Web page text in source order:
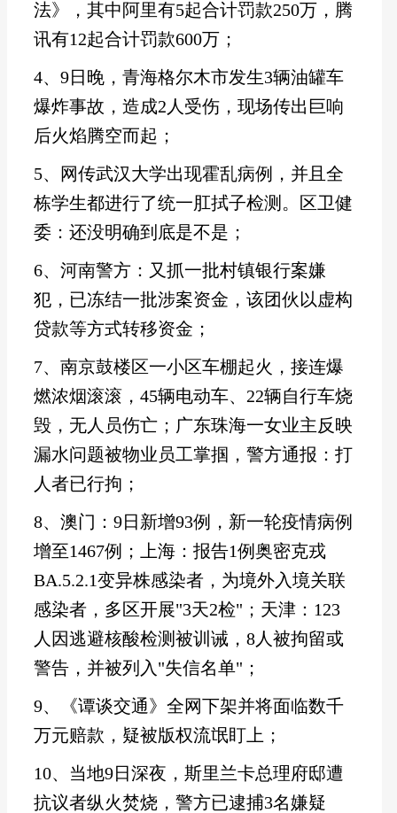
法》，其中阿里有5起合计罚款250万，腾
讯有12起合计罚款600万；
4、9日晚，青海格尔木市发生3辆油罐车
爆炸事故，造成2人受伤，现场传出巨响
后火焰腾空而起；
5、网传武汉大学出现霍乱病例，并且全
栋学生都进行了统一肛拭子检测。区卫健
委：还没明确到底是不是；
6、河南警方：又抓一批村镇银行案嫌
犯，已冻结一批涉案资金，该团伙以虚构
贷款等方式转移资金；
7、南京鼓楼区一小区车棚起火，接连爆
燃浓烟滚滚，45辆电动车、22辆自行车烧
毁，无人员伤亡；广东珠海一女业主反映
漏水问题被物业员工掌掴，警方通报：打
人者已行拘；
8、澳门：9日新增93例，新一轮疫情病例
增至1467例；上海：报告1例奥密克戎
BA.5.2.1变异株感染者，为境外入境关联
感染者，多区开展"3天2检"；天津：123
人因逃避核酸检测被训诫，8人被拘留或
警告，并被列入"失信名单"；
9、《谭谈交通》全网下架并将面临数千
万元赔款，疑被版权流氓盯上；
10、当地9日深夜，斯里兰卡总理府邸遭
抗议者纵火焚烧，警方已逮捕3名嫌疑